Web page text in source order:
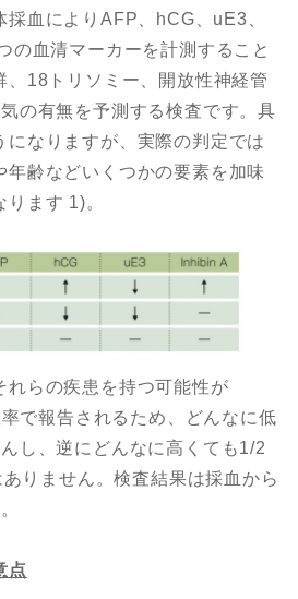
採血によりAFP、hCG、uE3、
の血清マーカーを計測すること
、18トリソミー、開放性神経管
の有無を予測する検査です。具
になりますが、実際の判定では
年齢などいくつかの要素を加味
ます 1)。
れらの疾患を持つ可能性が
で報告されるため、どんなに低
し、逆にどんなに高くても1/2
りません。検査結果は採血から
点